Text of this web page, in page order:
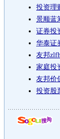
投资理
景顺蓝
证券投
华泰证
友邦
家庭投
友邦价
投资股